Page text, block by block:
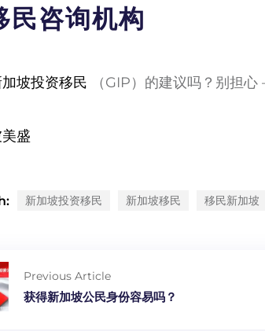
民咨询机构
坡投资移民 （GIP）的建议吗？别担
盛
新加坡投资移民 新加坡移民 移民新加坡
Previous Article
获得新加坡公民身份容易吗？